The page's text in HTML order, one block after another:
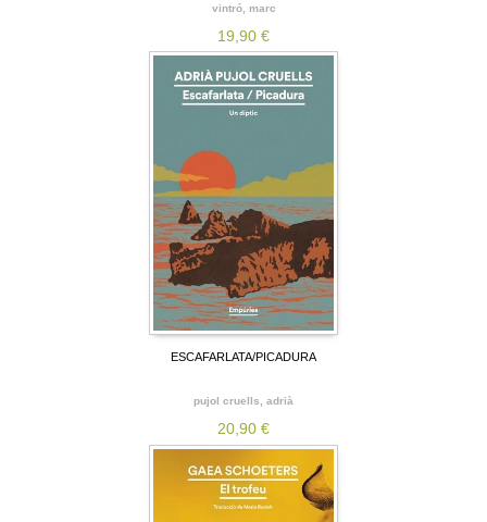
vintró, marc
19,90 €
ESCAFARLATA/PICADURA
pujol cruells, adrià
20,90 €